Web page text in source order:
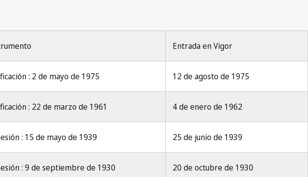
Entrada en Vigor
: 2 de mayo de 1975 12 de agosto de 1975
: 22 de marzo de 1961 4 de enero de 1962
: 15 de mayo de 1939 25 de junio de 1939
: 9 de septiembre de 1930 20 de octubre de 1930